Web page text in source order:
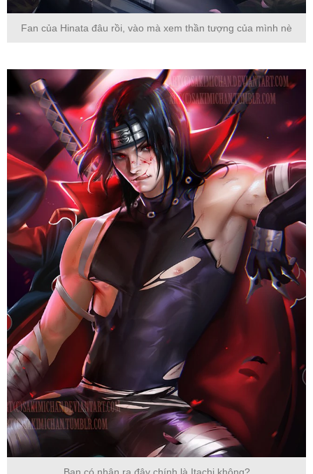
Fan của Hinata đâu rồi, vào mà xem thần tượng của mình nè
Bạn có nhận ra đây chính là Itachi không?